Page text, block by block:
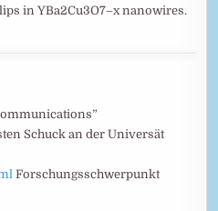
in YBa2Cu3O7–x nanowires.
Schuck an der Universät
Forschungsschwerpunkt